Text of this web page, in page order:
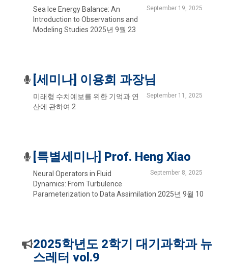
September 19, 2025
Sea Ice Energy Balance: An
Introduction to Observations and
Modeling Studies 2025년 9월 23
[세미나] 이용희 과장님
September 11, 2025
미래형 수치예보를 위한 기억과 연
산에 관하여 2
[특별세미나] Prof. Heng Xiao
September 8, 2025
Neural Operators in Fluid
Dynamics: From Turbulence
Parameterization to Data Assimilation 2025년 9월 10
2025학년도 2학기 대기과학과 뉴
스레터 vol.9